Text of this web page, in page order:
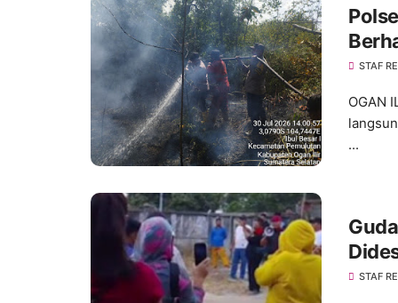
STAF
OGAN
...
STAF